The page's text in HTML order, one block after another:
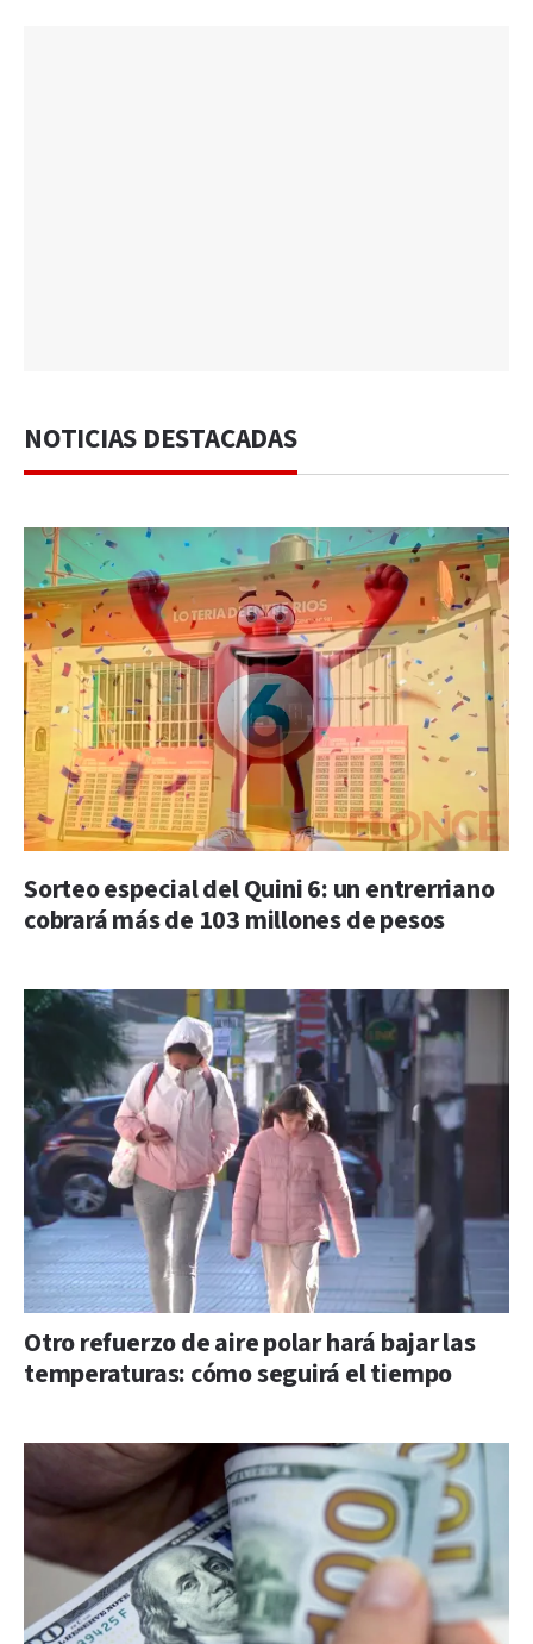
NOTICIAS DESTACADAS
Sorteo especial del Quini 6: un entrerriano
cobrará más de 103 millones de pesos
Otro refuerzo de aire polar hará bajar las
temperaturas: cómo seguirá el tiempo